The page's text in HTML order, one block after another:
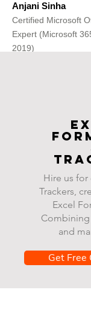
Anjani Sinha
Certified Microsoft
Expert (Microsoft
2019)
Hire us for
Trackers,
Excel
and
Get Free